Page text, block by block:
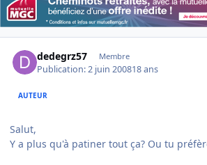
dedegrz57 Membre
Publication:2 juin 200818 ans
AUTEUR
Salut,
Y a plus qu'à patiner tout ça? Ou tu